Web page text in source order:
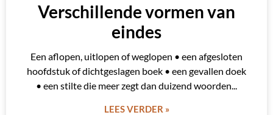
Verschillende vormen van
eindes
Een aflopen, uitlopen of weglopen • een afgesloten
hoofdstuk of dichtgeslagen boek • een gevallen doek
• een stilte die meer zegt dan duizend woorden
LEES VERDER »